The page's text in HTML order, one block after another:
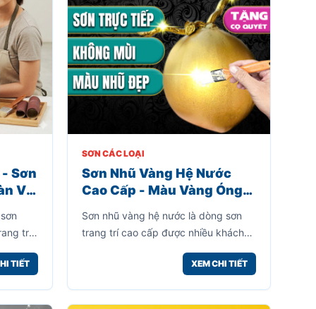
- Sơn
Và
trí
pha
TIẾT
SƠN CÁC LOẠI
Sơn Nhũ Vàng Hệ Nước
Cao Cấp - Màu Vàng Óng
Sử Dụng
Sơn nhũ vàng hệ nước là dòng sơn
trang trí cao cấp được nhiều khách
các vật dụng nội thất, ngoại thất, đồ
XEM CHI TIẾT